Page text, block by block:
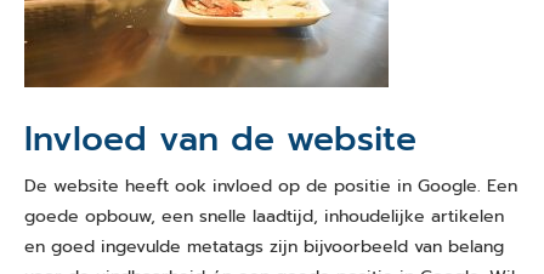
Invloed van de website
De website heeft ook invloed op de positie in Google. Een
goede opbouw, een snelle laadtijd, inhoudelijke artikelen
en goed ingevulde metatags zijn bijvoorbeeld van belang